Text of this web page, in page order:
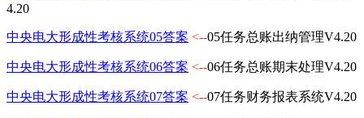
4.20
中央电大形成性考核系统05答案 <--05任务总账出纳管理V4.20
中央电大形成性考核系统06答案 <--06任务总账期末处理V4.20
中央电大形成性考核系统07答案 <--07任务财务报表系统V4.20